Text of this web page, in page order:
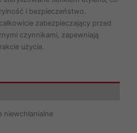
i bezpieczeństwo.
zabezpieczający przed
czynnikami, zapewniają
użycia.
niewchłanialne